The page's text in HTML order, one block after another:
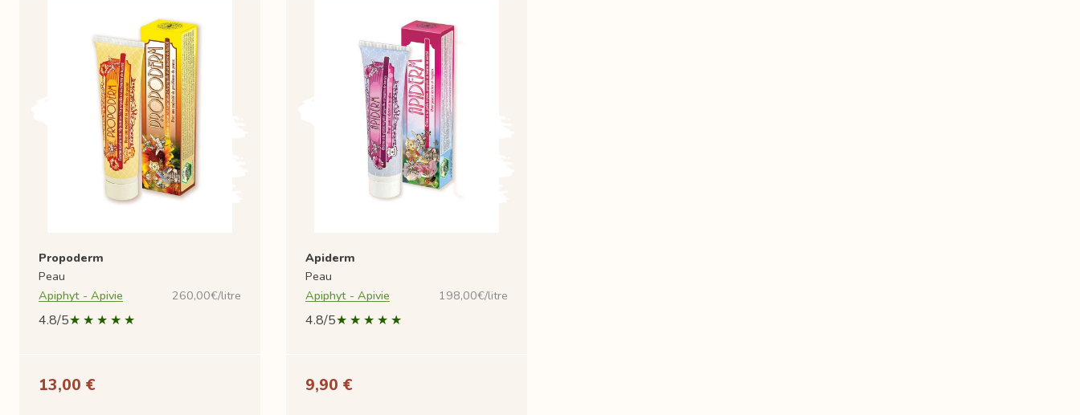
Propoderm
Peau
Apiphyt - Apivie
260,00€/litre
4.8/5
13,00 €
Apiderm
Peau
Apiphyt - Apivie
198,00€/litre
4.8/5
9,90 €